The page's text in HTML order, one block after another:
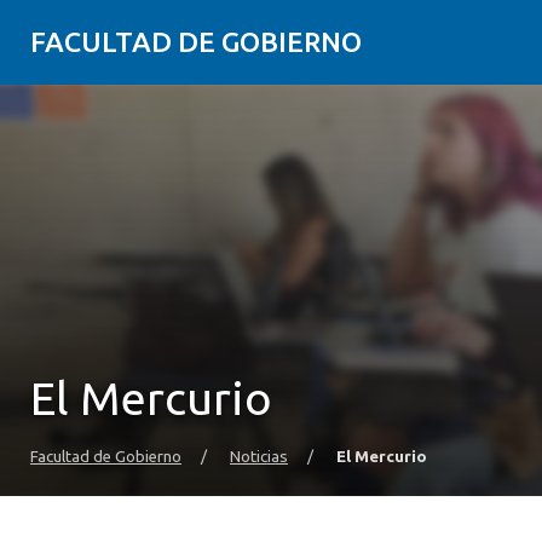
FACULTAD DE GOBIERNO
El Mercurio
Facultad de Gobierno / Noticias / El Mercurio